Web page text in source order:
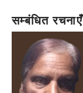
सम्बंधित रचनाएँ